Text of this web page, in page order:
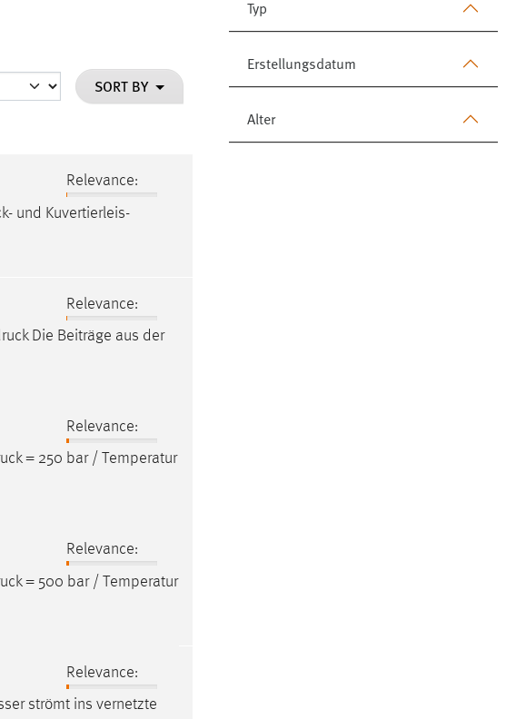
Typ
Erstellungsdatum
Alter
SORT BY
Relevance:
- und Kuvertierleis-
Relevance:
Die Beiträge aus der
Relevance:
= 250 bar / Temperatur
Relevance:
= 500 bar / Temperatur
Relevance:
strömt ins vernetzte